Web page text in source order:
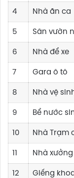
4 Nhà ăn ca
5 Sân vườn
6 Nhà để xe
7 Gara ô tô
8 Nhà vệ
9 Bể nước
10 Nhà Trạm
11 Nhà
12 Giếng